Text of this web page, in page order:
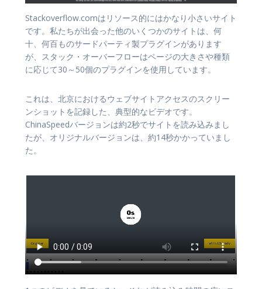
Stackoverflow.comはリソース的にはかなり小さいサイト
です。私たちが出会った他のいくつかのサイトは、何
十、何百ものサードパーティ製プラグインがあります
が、スタック・オーバーフローはページの大きさや種類
に応じて30～50個のプラグインを使用しています。
これは、北京におけるウェブサイトアクセスのスクリー
ンショットを記録した、典型的なビデオです。
ChinaSpeedバージョンは約2秒でサイトを読み込みまし
たが、オリジナルバージョンは、約14秒かかっていまし
た。